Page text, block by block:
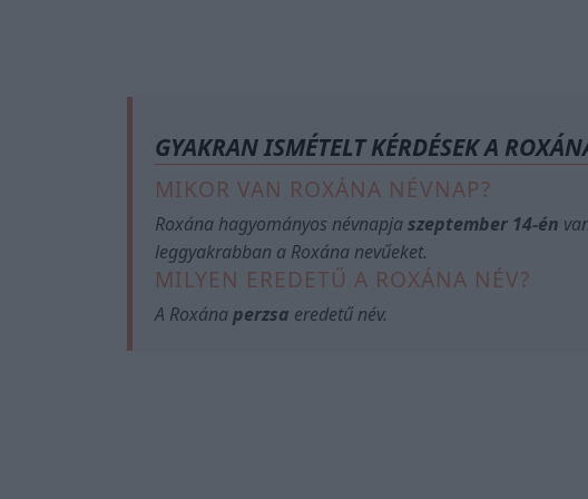
GYAKRAN ISMÉTELT KÉRDÉSEK A
MIKOR VAN ROXÁNA NÉVNAP?
Roxána hagyományos névnapjaszeptember 14-én
leggyakrabban a Roxána nevűeket.
MILYEN EREDETŰ A ROXÁNA NÉV?
A Roxánaperzsa eredetű név.